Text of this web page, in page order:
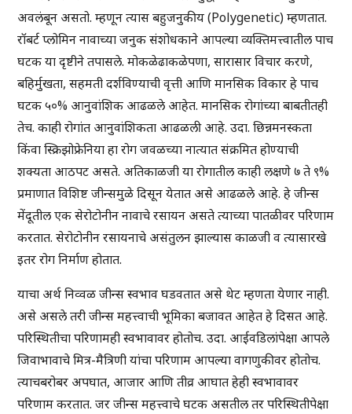
अवलंबून असतो. म्हणून त्यास बहुजनुकीय (Polygenetic) म्हणतात.
रॉबर्ट प्लोमिन नावाच्या जनुक संशोधकाने आपल्या व्यक्तिमत्त्वातील पाच
घटक या दृष्टीने तपासले. मोकळेढाकळेपणा, सारासार विचार करणे,
बहिर्मुखता, सहमती दर्शविण्याची वृत्ती आणि मानसिक विकार हे पाच
घटक ५०% आनुवांशिक आढळले आहेत. मानसिक रोगांच्या बाबतीतही
तेच. काही रोगांत आनुवांशिकता आढळली आहे. उदा. छिन्नमनस्कता
किंवा स्क्रिझोफ्रेनिया हा रोग जवळच्या नात्यात संक्रमित होण्याची
शक्यता आठपट असते. अतिकाळजी या रोगातील काही लक्षणे ७ ते ९%
प्रमाणात विशिष्ट जीन्समुळे दिसून येतात असे आढळले आहे. हे जीन्स
मेंदूतील एक सेरोटोनीन नावाचे रसायन असते त्याच्या पातळीवर परिणाम
करतात. सेरोटोनीन रसायनाचे असंतुलन झाल्यास काळजी व त्यासारखे
इतर रोग निर्माण होतात.
याचा अर्थ निव्वळ जीन्स स्वभाव घडवतात असे थेट म्हणता येणार नाही.
असे असले तरी जीन्स महत्त्वाची भूमिका बजावत आहेत हे दिसत आहे.
परिस्थितीचा परिणामही स्वभावावर होतोच. उदा. आईवडिलांपेक्षा आपले
जिवाभावाचे मित्र-मैत्रिणी यांचा परिणाम आपल्या वागणुकीवर होतोच.
त्याचबरोबर अपघात, आजार आणि तीव्र आघात हेही स्वभावावर
परिणाम करतात. जर जीन्स महत्त्वाचे घटक असतील तर परिस्थितीपेक्षा